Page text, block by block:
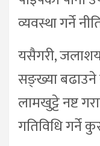
व्यवस्था गर्ने
यसैगरी,
सङ्ख्या
लामखुट्टे नष्ट
गतिविधि गर्ने